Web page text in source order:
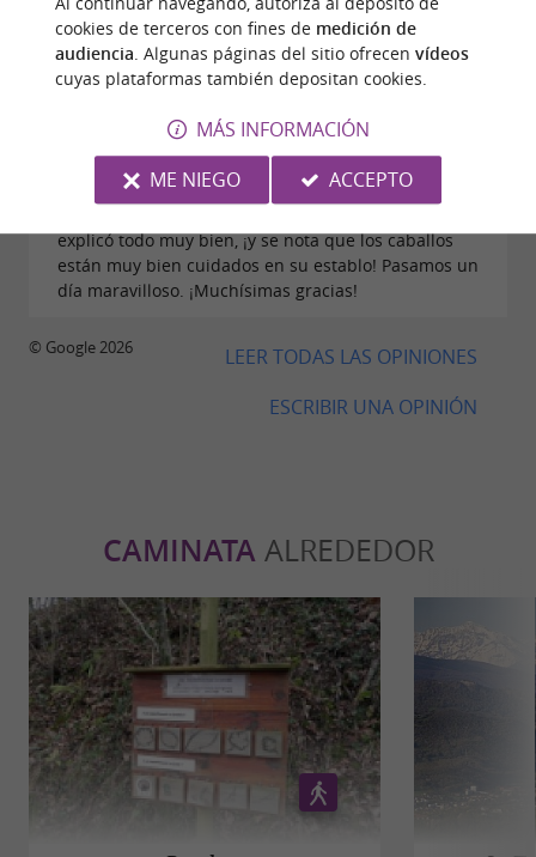
Opinión publicada por mai el 19/04/2026
Mis hijos tuvieron una clase particular con Florence,
¡fue fantástica! Prestó atención a cada detalle y
explicó todo con claridad para asegurarse de que
los niños lo entendieran. También reservamos un
paseo a caballo de 3 horas, pero llegamos 30
minutos tarde, así que solo duró una hora. La
explicó todo muy bien, ¡y se nota que los caballos
están muy bien cuidados en su establo! Pasamos un
día maravilloso. ¡Muchísimas gracias!
LEER TODAS LAS OPINIONES
ESCRIBIR UNA OPINIÓN
© Google 2026
CAMINATAALREDEDOR
cookies de terceros con fines de medición de
audiencia. Algunas páginas del sitio ofrecen vídeos
cuyas plataformas también depositan cookies.
MÁS INFORMACIÓN
ME NIEGO
ACCEPTO